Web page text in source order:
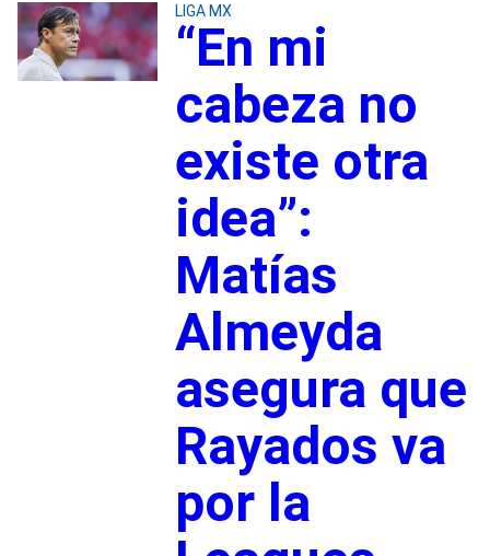
LIGA MX
“En mi
cabeza no
existe otra
idea”:
Matías
Almeyda
asegura que
Rayados va
por la